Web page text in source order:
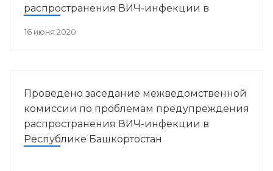
распространения ВИЧ-инфекции в
16 июня 2020
Проведено заседание межведомственной
комиссии по проблемам предупреждения
распространения ВИЧ-инфекции в
Республике Башкортостан